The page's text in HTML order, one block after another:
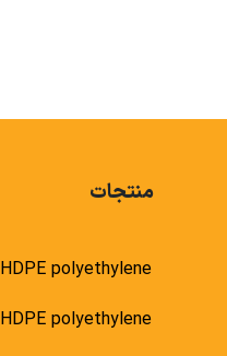
منتجات
HDPE polyethylene
HDPE polyethylene